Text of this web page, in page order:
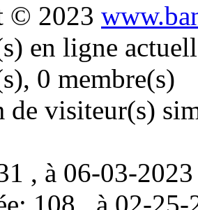
© 2023
en ligne
0 membre(s)
de visiteur(s)
, à 06-03-